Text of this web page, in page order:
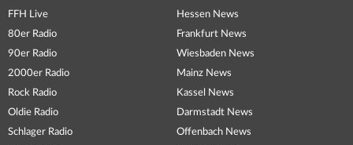
FFH Live
80er Radio
90er Radio
2000er Radio
Rock Radio
Oldie Radio
Schlager Radio
Hessen News
Frankfurt News
Wiesbaden News
Mainz News
Kassel News
Darmstadt News
Offenbach News